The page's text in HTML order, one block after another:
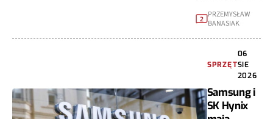
2
PRZEMYSŁAW
BANASIAK
SPRZĘT
06
SIE
2026
Samsung i
SK Hynix